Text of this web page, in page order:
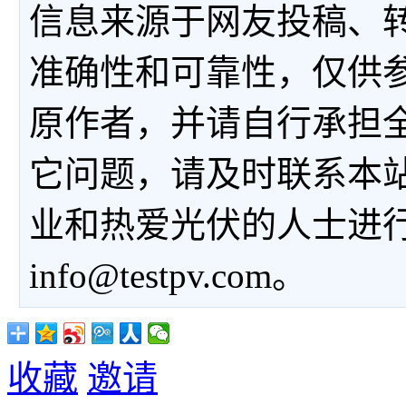
信息来源于网友投稿、
准确性和可靠性，仅供
原作者，并请自行承担
它问题，请及时联系本
业和热爱光伏的人士进
info@testpv.com。
收藏 邀请